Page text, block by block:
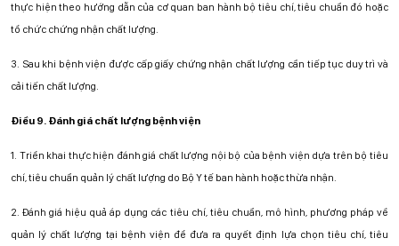
thực hiện theo hướng dẫn của cơ quan ban hành bộ tiêu chí, tiêu chuẩn đó hoặc
tổ chức chứng nhận chất lượng.
3. Sau khi bệnh viện được cấp giấy chứng nhận chất lượng cần tiếp tục duy trì và
cải tiến chất lượng.
Điều 9. Đánh giá chất lượng bệnh viện
1. Triển khai thực hiện đánh giá chất lượng nội bộ của bệnh viện dựa trên bộ tiêu
chí, tiêu chuẩn quản lý chất lượng do Bộ Y tế ban hành hoặc thừa nhận.
2. Đánh giá hiệu quả áp dụng các tiêu chí, tiêu chuẩn, mô hình, phương pháp về
quản lý chất lượng tại bệnh viện để đưa ra quyết định lựa chọn tiêu chí, tiêu